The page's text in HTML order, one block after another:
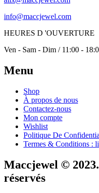
info@maccjewel.com
HEURES D 'OUVERTURE
Ven - Sam - Dim / 11:00 -
Menu
Shop
À propos de nous
Contactez-nous
Mon compte
Wishlist
Politique De
Termes & Conditions :
Maccjewel ©
réservés